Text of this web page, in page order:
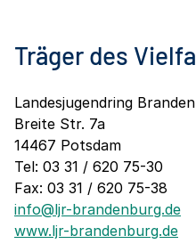
Träger des
Landesjugendring
Breite Str. 7a
14467 Potsdam
Tel: 03 31 / 620 75-30
Fax: 03 31 / 620 75-38
info@ljr-brandenburg.de
www.ljr-brandenburg.de